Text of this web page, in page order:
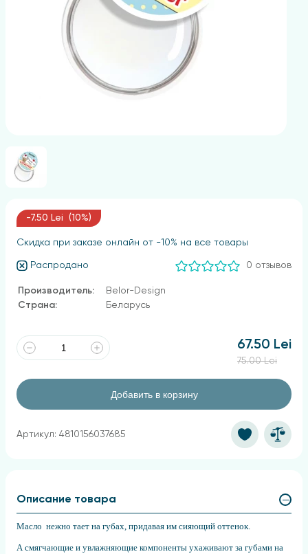
-7.50 Lei (10%)
Скидка при заказе онлайн от -10% на все товары
Распродано 0 отзывов
Производитель:
Belor-Design
Страна:
Беларусь
67.50 Lei
75.00 Lei
Добавить в корзину
Артикул: 4810156037685
Описание товара
Масло нежно тает на губах, придавая им сияющий оттенок.
А смягчающие и увлажняющие компоненты ухаживают за губами на